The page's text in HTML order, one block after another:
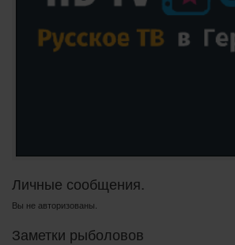
Личные сообщения.
Вы не авторизованы.
Заметки рыболовов